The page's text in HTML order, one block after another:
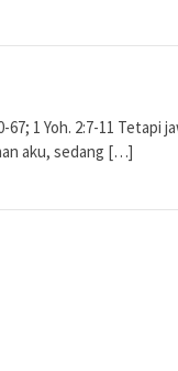
67; 1 Yoh. 2:7-11 Tetapi
aku, sedang […]